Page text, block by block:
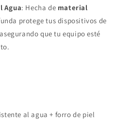
Agua: Hecha de material
protege tus dispositivos de
que tu equipo esté
al agua + forro de piel